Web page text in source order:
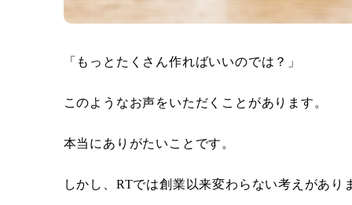
「もっとたくさん作ればいいのでは？」
このようなお声をいただくことがあります。
本当にありがたいことです。
しかし、RTでは創業以来変わらない考えがあり